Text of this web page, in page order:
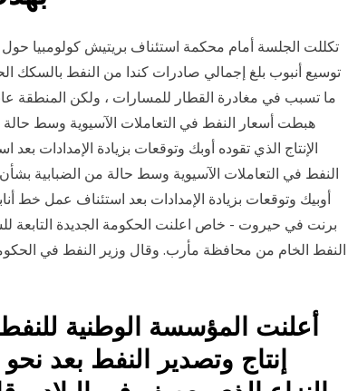
تكللت الجلسة أمام محكمة استئناف بريتيش كولومبيا
هبطت أسعار النفط في التعاملات الآسيوية وسط
الإنتاج الذي تقوده أوبك وتوقعات بزيادة الإمدادات
النفط في التعاملات الآسيوية وسط حالة من الضبابية
أوبيك وتوقعات بزيادة الإمدادات بعد استئناف عمل خط
برنت في حيروت - خاص اعلنت الحكومة الجديدة التابعة
النفط الخام من محافظة مأرب. وقال وزير النفط في
أعلنت المؤسسة الوطنية